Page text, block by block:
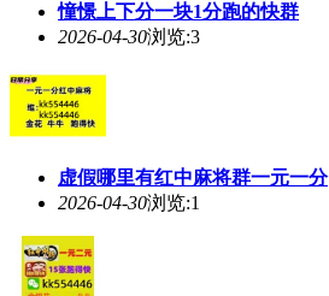
憧憬上下分一块1分跑的快群
2026-04-30浏览:3
虚假哪里有红中麻将群一元一分
2026-04-30浏览:1